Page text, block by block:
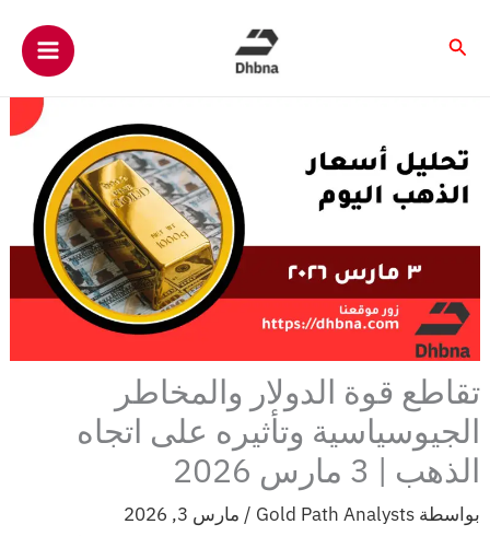
البحث
تقاطع قوة الدولار والمخاطر
الجيوسياسية وتأثيره على اتجاه
الذهب | 3 مارس 2026
بواسطة Gold Path Analysts
/ مارس 3, 2026